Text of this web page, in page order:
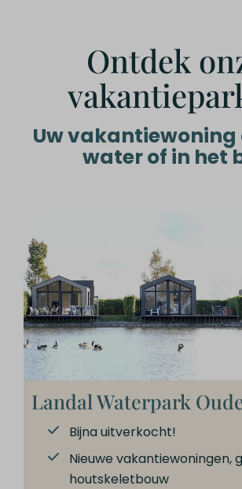
Ontdek
Uw vakantiewoning
water of in het
Landal Waterpark
Bijna uitverkocht!
Nieuwe vakantiewoningen,
houtskeletbouw